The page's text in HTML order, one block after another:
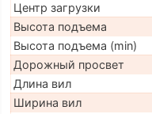
Центр загрузки
Высота подъема
Высота подъема (min)
Дорожный просвет
Длина вил
Ширина вил